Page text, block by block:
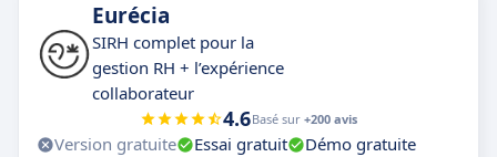
Eurécia
SIRH complet pour la
gestion RH + l’expérience
collaborateur
4.6Basé sur +200 avis
Version gratuite Essai gratuit
Démo gratuite